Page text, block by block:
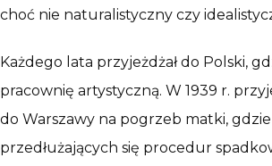
choć nie naturalistyczny czy
Każdego lata przyjeżdżał do Polski,
pracownię artystyczną. W 1939 r.
do Warszawy na pogrzeb matki,
przedłużających się procedur